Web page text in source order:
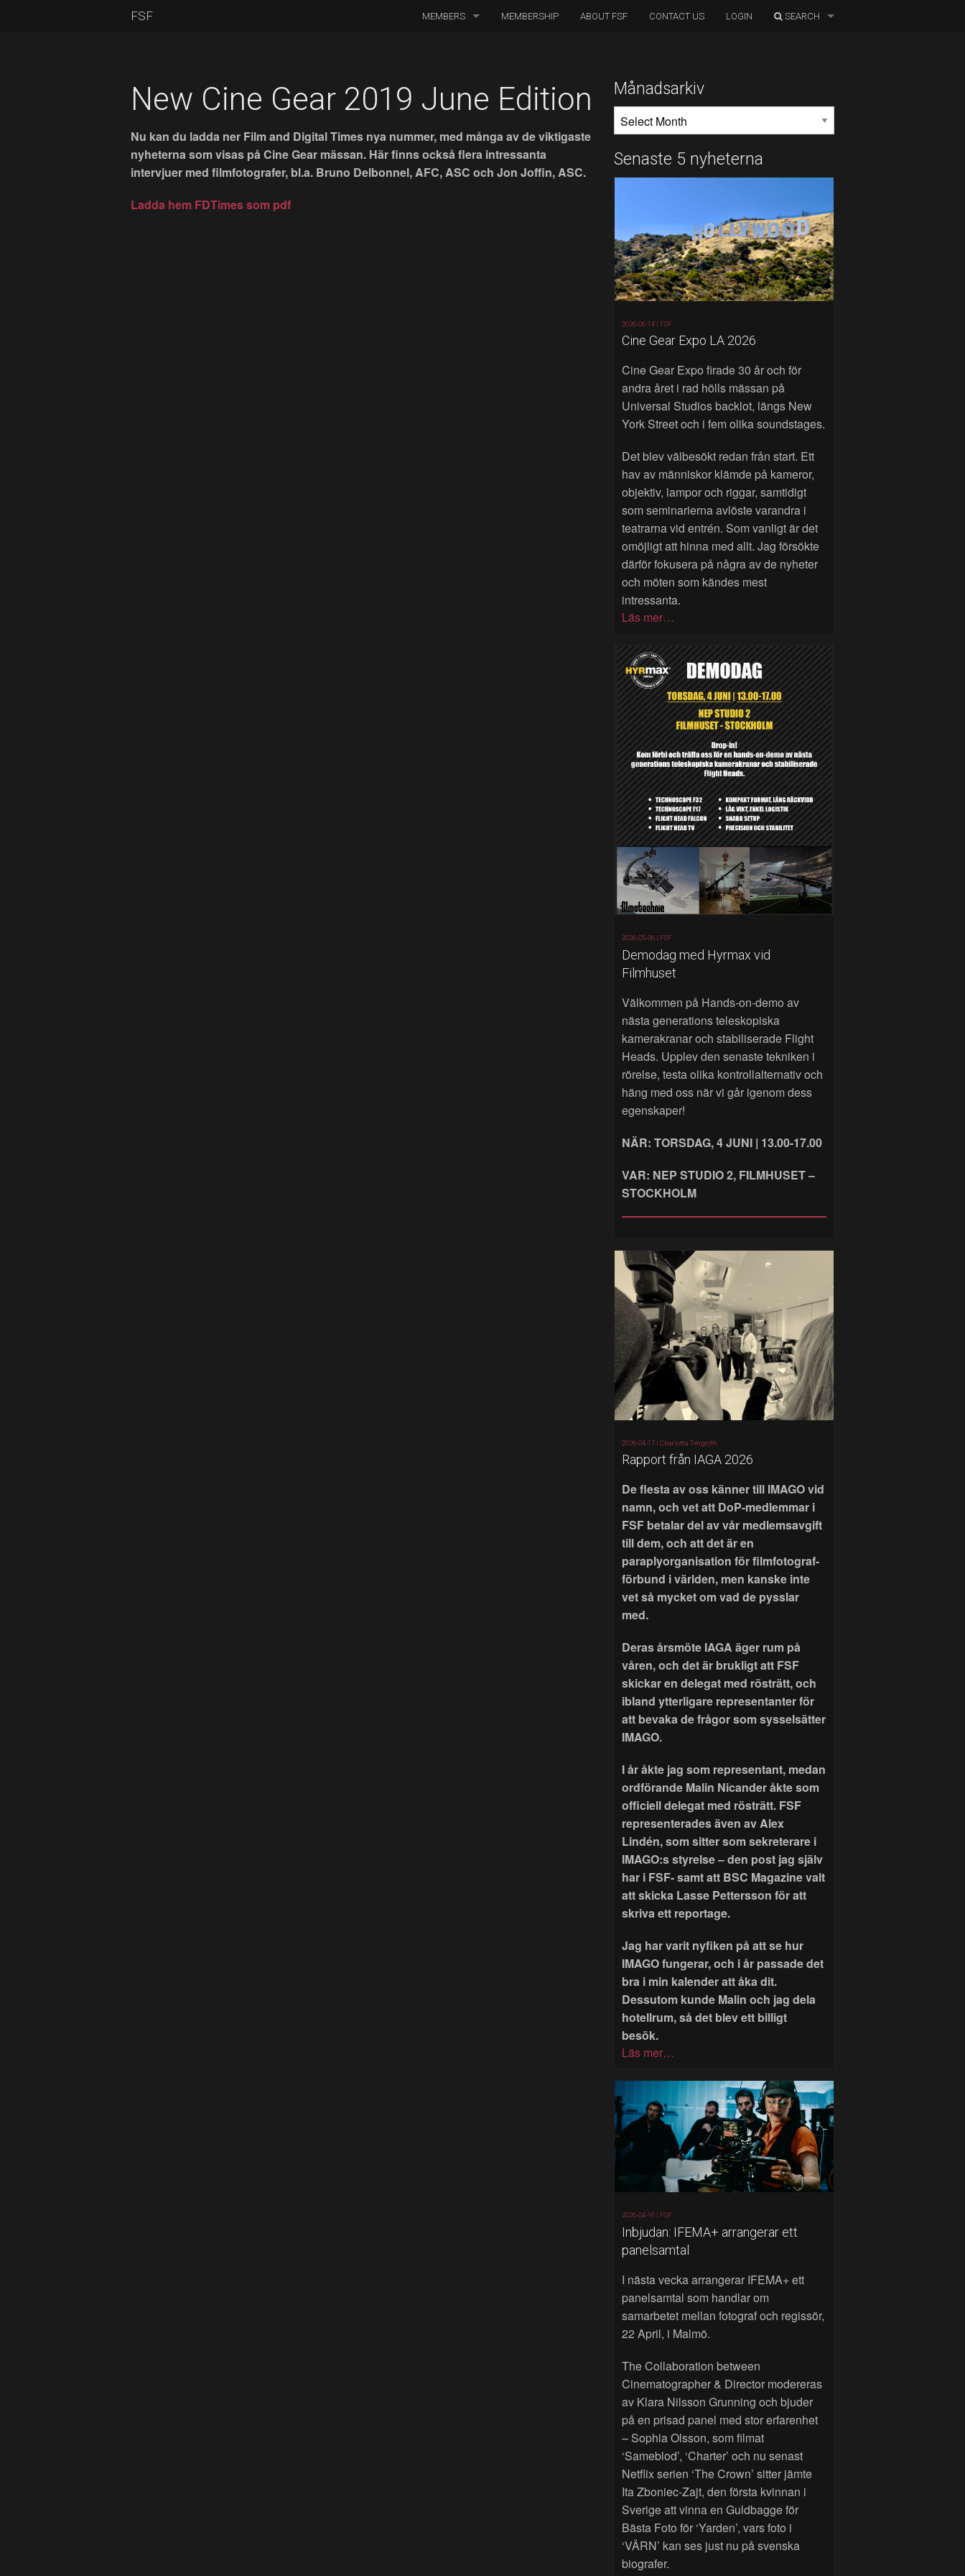
FSF MEMBERS
ASSOCIATED MEMBERS
HONORARY MEMBERS
BOARD MEMBERS
MEMBERSHIP ABOUT FSF CONTACT US LOGIN SEARCH
New Cine Gear 2019 June Edition
Nu kan du ladda ner Film and Digital Times nya nummer, med många av de viktigaste
nyheterna som visas på Cine Gear mässan. Här finns också flera intressanta
intervjuer med filmfotografer, bl.a. Bruno Delbonnel, AFC, ASC och Jon Joffin, ASC.
Ladda hem FDTimes som pdf
Månadsarkiv
Senaste 5 nyheterna
2026-06-14 | FSF
Cine Gear Expo LA 2026
Cine Gear Expo firade 30 år och för
andra året i rad hölls mässan på
Universal Studios backlot, längs New
York Street och i fem olika soundstages.
Det blev välbesökt redan från start. Ett
hav av människor klämde på kameror,
objektiv, lampor och riggar, samtidigt
som seminarierna avlöste varandra i
teatrarna vid entrén. Som vanligt är det
omöjligt att hinna med allt. Jag försökte
därför fokusera på några av de nyheter
och möten som kändes mest
intressanta.
Läs mer…
2026-05-06 | FSF
Demodag med Hyrmax vid
Filmhuset
Välkommen på Hands‑on‑demo av
nästa generations teleskopiska
kamerakranar och stabiliserade Flight
Heads. Upplev den senaste tekniken i
rörelse, testa olika kontrollalternativ och
häng med oss när vi går igenom dess
egenskaper!
NÄR: TORSDAG, 4 JUNI | 13.00-17.00
VAR: NEP STUDIO 2, FILMHUSET –
STOCKHOLM
2026-04-17 |Charlotta Tengroth
Rapport från IAGA 2026
De flesta av oss känner till IMAGO vid
namn, och vet att DoP-medlemmar i
FSF betalar del av vår medlemsavgift
till dem, och att det är en
paraplyorganisation för filmfotograf-
förbund i världen, men kanske inte
vet så mycket om vad de pysslar
med.
Deras årsmöte IAGA äger rum på
våren, och det är brukligt att FSF
skickar en delegat med rösträtt, och
ibland ytterligare representanter för
att bevaka de frågor som sysselsätter
IMAGO.
I år åkte jag som representant, medan
ordförande Malin Nicander åkte som
officiell delegat med rösträtt. FSF
representerades även av Alex
Lindén, som sitter som sekreterare i
IMAGO:s styrelse – den post jag själv
har i FSF- samt att BSC Magazine valt
att skicka Lasse Pettersson för att
skriva ett reportage.
Jag har varit nyfiken på att se hur
IMAGO fungerar, och i år passade det
bra i min kalender att åka dit.
Dessutom kunde Malin och jag dela
hotellrum, så det blev ett billigt
besök.
Läs mer…
2026-04-16 | FSF
Inbjudan: IFEMA+ arrangerar ett
panelsamtal
I nästa vecka arrangerar IFEMA+ ett
panelsamtal som handlar om
samarbetet mellan fotograf och regissör,
22 April, i Malmö.
The Collaboration between
Cinematographer & Director modereras
av Klara Nilsson Grunning och bjuder
på en prisad panel med stor erfarenhet
– Sophia Olsson, som filmat
‘Sameblod’, ‘Charter’ och nu senast
Netflix serien ‘The Crown’ sitter jämte
Ita Zboniec-Zajt, den första kvinnan i
Sverige att vinna en Guldbagge för
Bästa Foto för ‘Yarden’, vars foto i
‘VÄRN’ kan ses just nu på svenska
biografer.